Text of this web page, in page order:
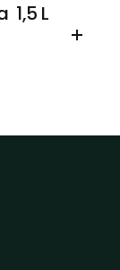
1,5 L